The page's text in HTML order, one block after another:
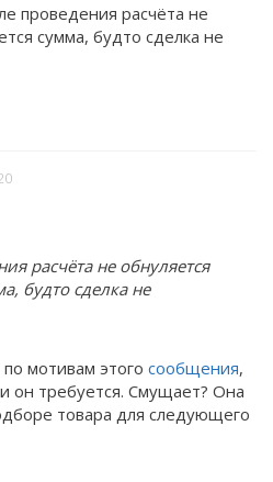
проведения расчёта не
сумма, будто сделка не
расчёта не обнуляется
будто сделка не
мотивам этого сообщения,
он требуется. Смущает? Она
товара для следующего